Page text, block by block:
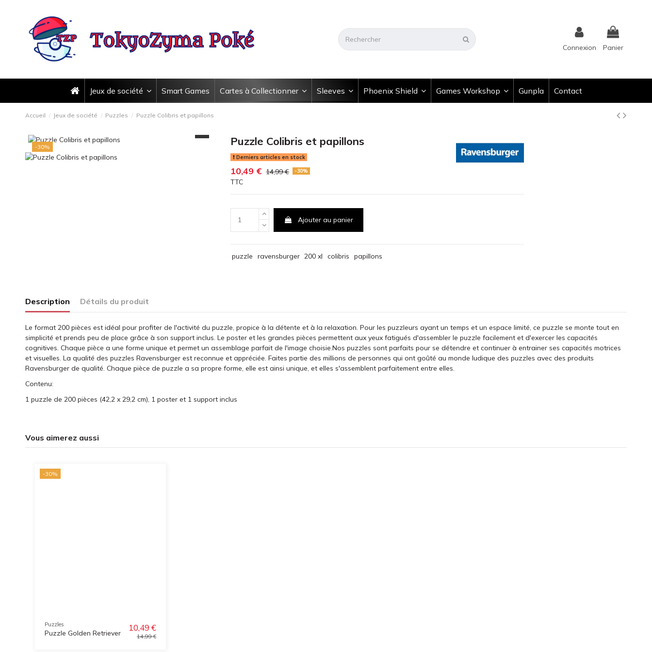
Connexion Panier
Jeux de société Smart Games Cartes à Collectionner Sleeves Phoenix Shield Games Workshop Gunpla Contact
Accueil Jeux de société Puzzles Puzzle Colibris et papillons
-30% Puzzle Colibris et papillons
Derniers articles en stock
10,49 € 14,99 € -30%
TTC
Ajouter au panier
puzzle ravensburger 200 xl colibris papillons
Description Détails du produit
Le format 200 pièces est idéal pour profiter de l'activité du puzzle, propice à la détente et à la relaxation. Pour les puzzleurs ayant un temps et un espace limité, ce puzzle se monte tout en
simplicité et prends peu de place grâce à son support inclus. Le poster et les grandes pièces permettent aux yeux fatigués d'assembler le puzzle facilement et d'exercer les capacités
cognitives. Chaque pièce a une forme unique et permet un assemblage parfait de l'image choisie.Nos puzzles sont parfaits pour se détendre et continuer à entrainer ses capacités motrices
et visuelles. La qualité des puzzles Ravensburger est reconnue et appréciée. Faites partie des millions de personnes qui ont goûté au monde ludique des puzzles avec des produits
Ravensburger de qualité. Chaque pièce de puzzle a sa propre forme, elle est ainsi unique, et elles s'assemblent parfaitement entre elles.
Contenu:
1 puzzle de 200 pièces (42,2 x 29,2 cm), 1 poster et 1 support inclus
Vous aimerez aussi
-30%
Puzzles
Puzzle Golden Retriever
10,49 €
14,99 €